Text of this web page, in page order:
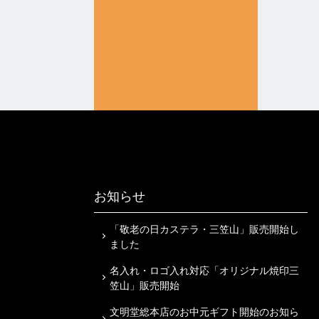
お知らせ
「敬老の日カステラ・三笠山」販売開始し
ました
名入れ・ロゴ入れ対応「オリジナル焼印三
笠山」販売開始
文明堂総本店のお中元ギフト開始のお知ら